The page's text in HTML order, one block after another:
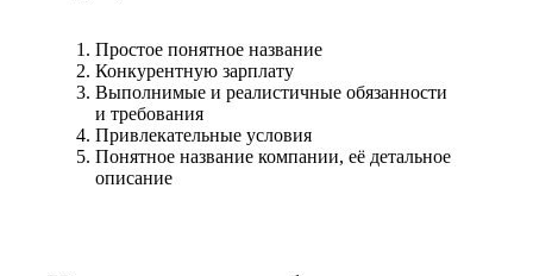
Простое понятное название
Конкурентную зарплату
Выполнимые и реалистичные обязанности
и требования
Привлекательные условия
Понятное название компании, её детальное
описание